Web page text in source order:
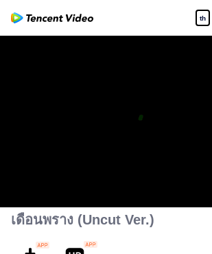
th
เดือนพราง (Uncut Ver.)